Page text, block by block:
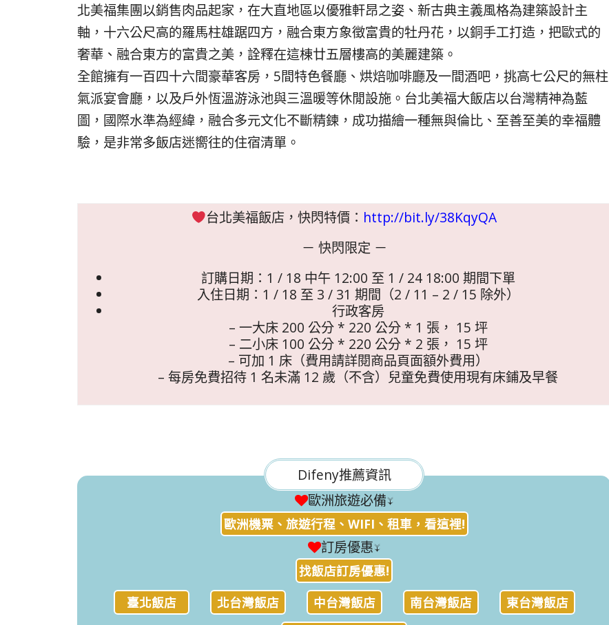
北美福集團以銷售肉品起家，在大直地區以優雅軒昂之姿、新古典主義風格為建築設計主
軸，十六公尺高的羅馬柱雄踞四方，融合東方象徵富貴的牡丹花，以銅手工打造，把歐式的
奢華、融合東方的富貴之美，詮釋在這棟廿五層樓高的美麗建築。
全館擁有一百四十六間豪華客房，5間特色餐廳、烘焙咖啡廳及一間酒吧，挑高七公尺的無柱
氣派宴會廳，以及戶外恆溫游泳池與三溫暖等休閒設施。台北美福大飯店以台灣精神為藍
圖，國際水準為經緯，融合多元文化不斷精鍊，成功描繪一種無與倫比、至善至美的幸福體
驗，是非常多飯店迷嚮往的住宿清單。
台北美福飯店，快閃特價： http://bit.ly/38KqyQA
－ 快閃限定 －
訂購日期：1 / 18 中午 12:00 至 1 / 24 18:00 期間下單
入住日期：1 / 18 至 3 / 31 期間（2 / 11 – 2 / 15 除外）
行政客房
– 一大床 200 公分 * 220 公分 * 1 張， 15 坪
– 二小床 100 公分 * 220 公分 * 2 張， 15 坪
– 可加 1 床（費用請詳閱商品頁面額外費用）
– 每房免費招待 1 名未滿 12 歲（不含）兒童免費使用現有床鋪及早餐
Difeny推薦資訊
歐洲旅遊必備↓
歐洲機票、旅遊行程、WIFI、租車，看這裡!
訂房優惠↓
找飯店訂房優惠!
臺北飯店
北台灣飯店 中台灣飯店 南台灣飯店
東台灣飯店